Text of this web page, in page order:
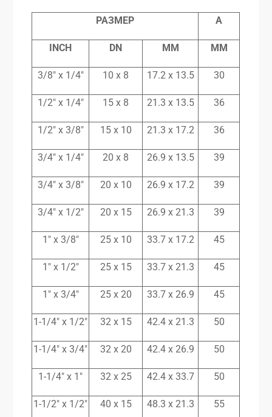
РАЗМЕР A
INCH DN MM MM
3/8″ x 1/4″ 10 x 8 17.2 x 13.5 30
1/2″ x 1/4″ 15 x 8 21.3 x 13.5 36
1/2″ x 3/8″ 15 x 10 21.3 x 17.2 36
3/4″ x 1/4″ 20 x 8 26.9 x 13.5 39
3/4″ x 3/8″ 20 x 10 26.9 x 17.2 39
3/4″ x 1/2″ 20 x 15 26.9 x 21.3 39
1″ x 3/8″ 25 x 10 33.7 x 17.2 45
1″ x 1/2″ 25 x 15 33.7 x 21.3 45
1″ x 3/4″ 25 x 20 33.7 x 26.9 45
1-1/4″ x 1/2″ 32 x 15 42.4 x 21.3 50
1-1/4″ x 3/4″ 32 x 20 42.4 x 26.9 50
1-1/4″ x 1″ 32 x 25 42.4 x 33.7 50
1-1/2″ x 1/2″ 40 x 15 48.3 x 21.3 55